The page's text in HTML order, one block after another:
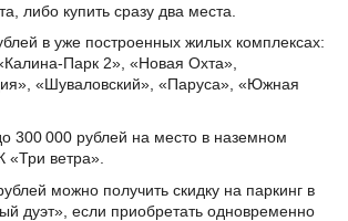
либо купить сразу два места.
в уже построенных жилых комплексах:
Парк 2», «Новая Охта»,
«Шуваловский», «Паруса», «Южная
300 000 рублей на место в наземном
«Три ветра».
можно получить скидку на паркинг в
дуэт», если приобретать одновременно